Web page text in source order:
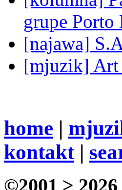
grupe Porto
[najawa]
[mjuzik] Art
home |
kontakt|
©2001 > 2026